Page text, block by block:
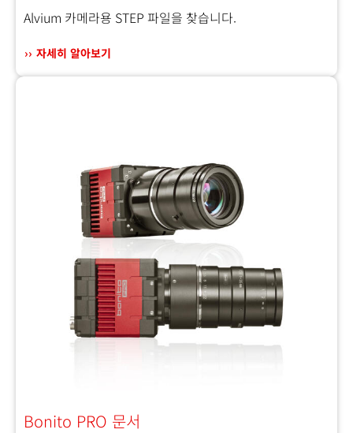
Alvium 카메라용 STEP 파일을 찾습니다.
자세히 알아보기
Bonito PRO 문서